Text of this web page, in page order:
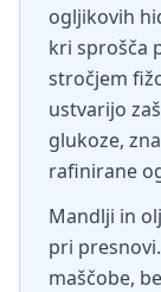
ogljikovih
kri sprošča
stročjem
ustvarijo
glukoze,
rafinirane
Mandlji in
pri
maščobe,